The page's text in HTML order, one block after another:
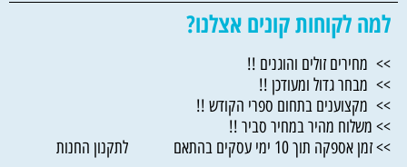
למה לקוחות קונים אצלנו?
>> מחירים זולים והוגנים !!
>> מבחר גדול ומעודכן !!
>> מקצוענים בתחום ספרי הקודש !!
>> משלוח מהיר במחיר סביר !!
>> זמן אספקה תוך 10 ימי עסקים בהתאם לתקנון החנות